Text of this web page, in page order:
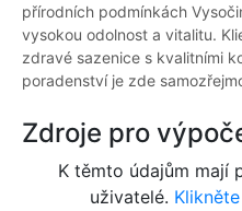
přírodních podmínkách
vysokou odolnost a vitalitu.
zdravé sazenice s kvalitními
poradenství je zde
Zdroje pro
K těmto údajům mají
uživatelé.